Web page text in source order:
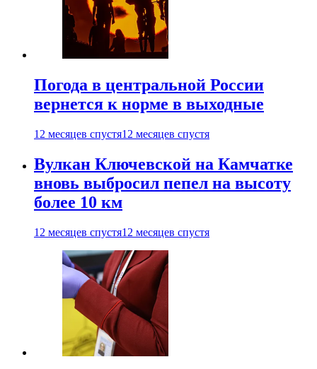
Погода в центральной России
вернется к норме в выходные
12 месяцев спустя12 месяцев спустя
Вулкан Ключевской на Камчатке
вновь выбросил пепел на высоту
более 10 км
12 месяцев спустя12 месяцев спустя